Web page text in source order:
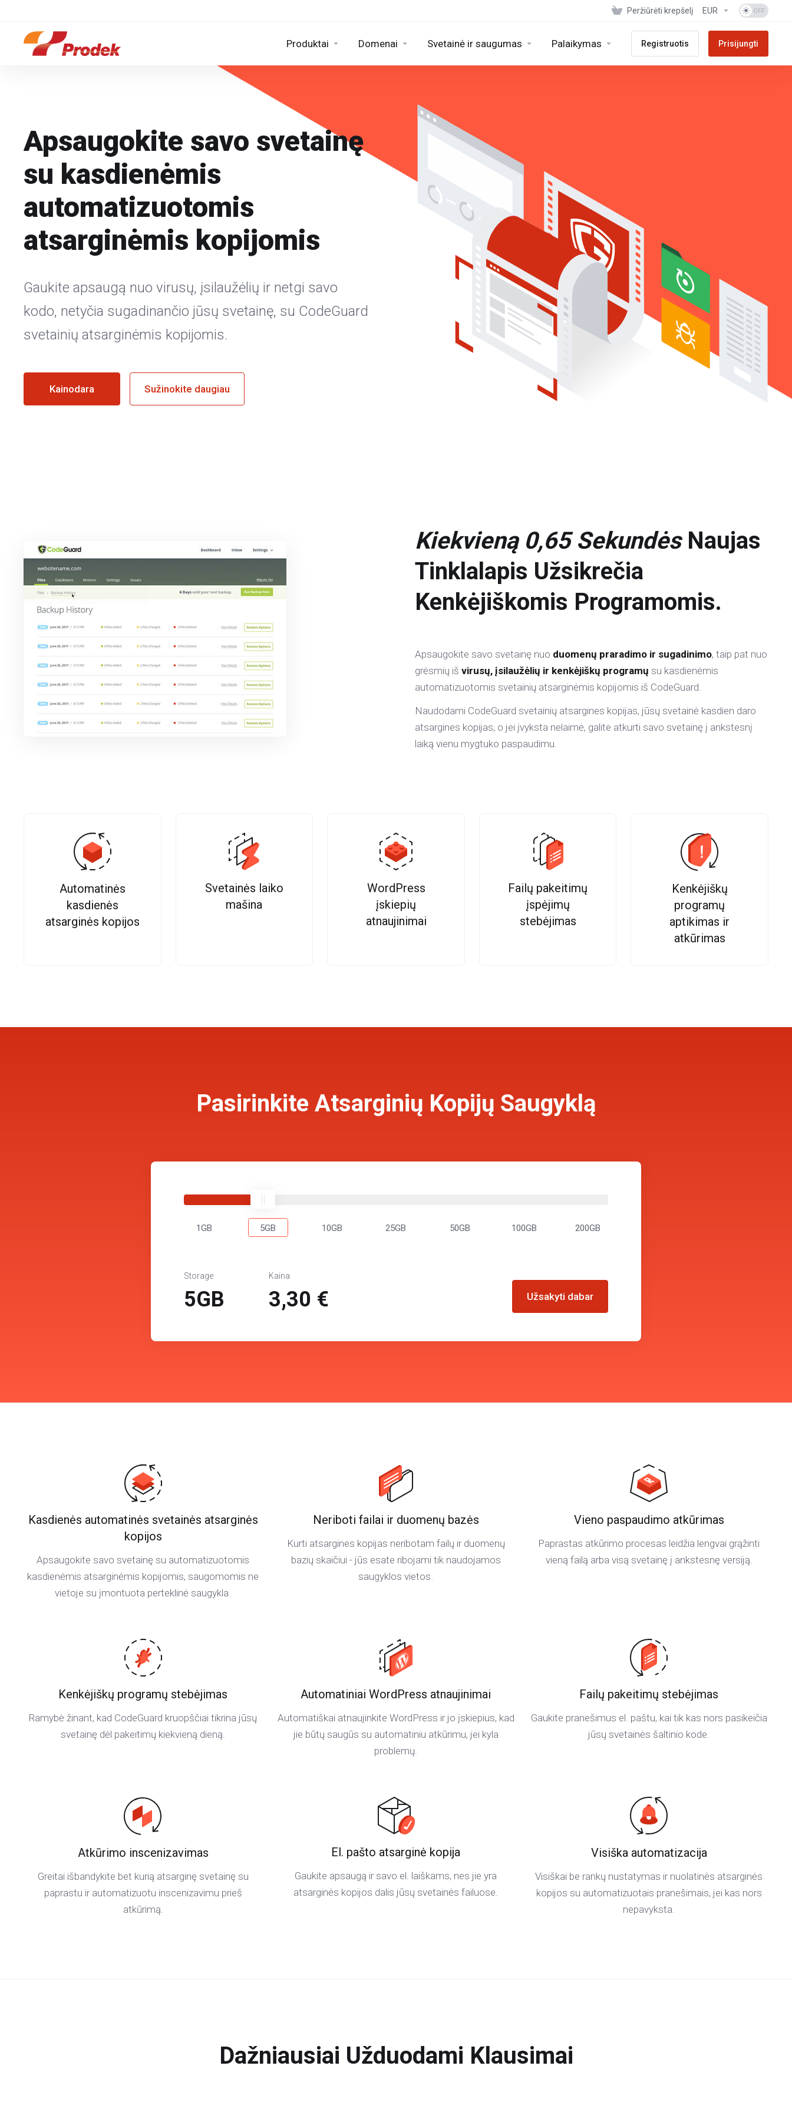
Peržiūrėti krepšelį EUR
Produktai Domenai Svetainė ir saugumas Palaikymas Registruotis Prisijungti
Apsaugokite savo svetainę
su kasdienėmis
automatizuotomis
atsarginėmis kopijomis
Gaukite apsaugą nuo virusų, įsilaužėlių ir netgi savo
kodo, netyčia sugadinančio jūsų svetainę, su CodeGuard
svetainių atsarginėmis kopijomis.
Kainodara Sužinokite daugiau
Kiekvieną 0,65 SekundėsNaujas
Tinklalapis Užsikrečia
Kenkėjiškomis Programomis.
Apsaugokite savo svetainę nuo duomenų praradimo ir sugadinimo, taip pat nuo
grėsmių iš virusų, įsilaužėlių ir kenkėjiškų programų su kasdienėmis
automatizuotomis svetainių atsarginėmis kopijomis iš CodeGuard.
Naudodami CodeGuard svetainių atsargines kopijas, jūsų svetainė kasdien daro
atsargines kopijas, o jei įvyksta nelaimė, galite atkurti savo svetainę į ankstesnį
laiką vienu mygtuko paspaudimu.
Automatinės
kasdienės
atsarginės kopijos
Svetainės laiko
mašina
WordPress
įskiepių
atnaujinimai
Failų pakeitimų
įspėjimų
stebėjimas
Kenkėjiškų
programų
aptikimas ir
atkūrimas
Pasirinkite Atsarginių Kopijų Saugyklą
1GB 5GB 10GB 25GB 50GB 100GB 200GB
Storage
5GB
Kaina
3,30 € Užsakyti dabar
Kasdienės automatinės svetainės atsarginės
kopijos
Apsaugokite savo svetainę su automatizuotomis
kasdienėmis atsarginėmis kopijomis, saugomomis ne
vietoje su įmontuota perteklinė saugykla.
Neriboti failai ir duomenų bazės
Kurti atsargines kopijas neribotam failų ir duomenų
bazių skaičiui - jūs esate ribojami tik naudojamos
saugyklos vietos.
Vieno paspaudimo atkūrimas
Paprastas atkūrimo procesas leidžia lengvai grąžinti
vieną failą arba visą svetainę į ankstesnę versiją.
Kenkėjiškų programų stebėjimas
Ramybė žinant, kad CodeGuard kruopščiai tikrina jūsų
svetainę dėl pakeitimų kiekvieną dieną.
Automatiniai WordPress atnaujinimai
Automatiškai atnaujinkite WordPress ir jo įskiepius, kad
jie būtų saugūs su automatiniu atkūrimu, jei kyla
problemų.
Failų pakeitimų stebėjimas
Gaukite pranešimus el. paštu, kai tik kas nors pasikeičia
jūsų svetainės šaltinio kode.
Atkūrimo inscenizavimas
Greitai išbandykite bet kurią atsarginę svetainę su
paprastu ir automatizuotu inscenizavimu prieš
atkūrimą.
El. pašto atsarginė kopija
Gaukite apsaugą ir savo el. laiškams, nes jie yra
atsarginės kopijos dalis jūsų svetainės failuose.
Visiška automatizacija
Visiškai be rankų nustatymas ir nuolatinės atsarginės
kopijos su automatizuotais pranešimais, jei kas nors
nepavyksta.
Dažniausiai Užduodami Klausimai